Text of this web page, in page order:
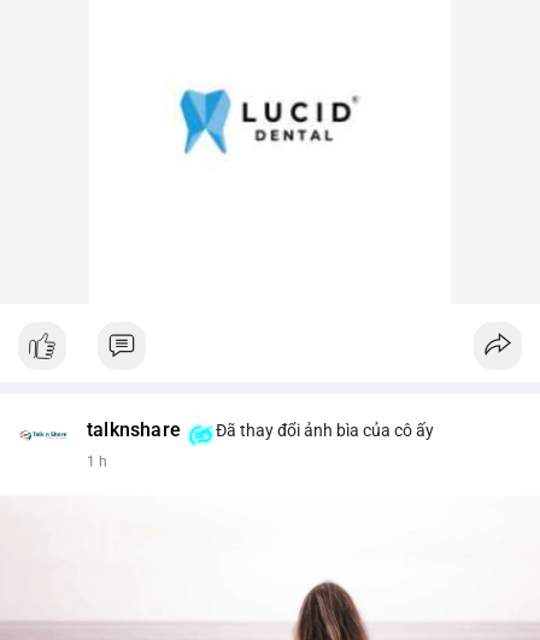
talknshare Đã thay đổi ảnh bìa của cô ấy
1 h